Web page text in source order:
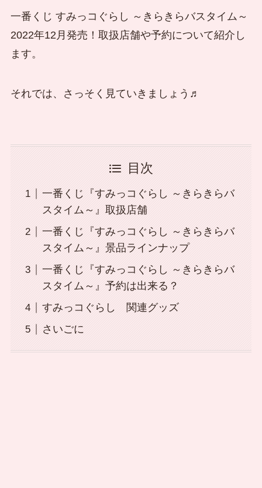
一番くじ すみっコぐらし ～きらきらバスタイム～
2022年12月発売！取扱店舗や予約について紹介し
ます。
それでは、さっそく見ていきましょう♬
目次
一番くじ『すみっコぐらし ～きらきらバ
スタイム～』取扱店舗
一番くじ『すみっコぐらし ～きらきらバ
スタイム～』景品ラインナップ
一番くじ『すみっコぐらし ～きらきらバ
スタイム～』予約は出来る？
すみっコぐらし 関連グッズ
さいごに